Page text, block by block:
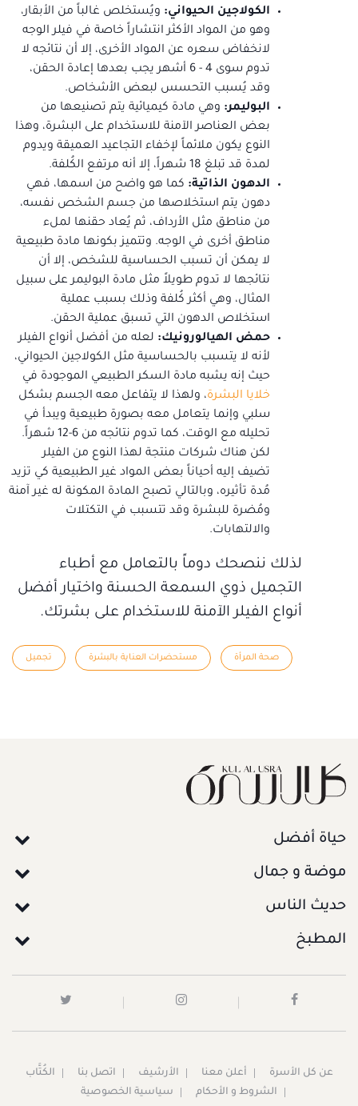
الكولاجين الحيواني: ويُستخلص غالباً من الأبقار،
وهو من المواد الأكثر انتشاراً خاصة في فيلر الوجه
لانخفاض سعره عن المواد الأخرى، إلا أن نتائجه لا
تدوم سوى 4 - 6 أشهر يجب بعدها إعادة الحقن،
وقد يُسبب التحسس لبعض الأشخاص.
البوليمر: وهي مادة كيميائية يتم تصنيعها من
بعض العناصر الآمنة للاستخدام على البشرة، وهذا
النوع يكون ملائماً لإخفاء التجاعيد العميقة ويدوم
لمدة قد تبلغ 18 شهراً، إلا أنه مرتفع الكُلفة.
الدهون الذاتية: كما هو واضح من اسمها، فهي
دهون يتم استخلاصها من جسم الشخص نفسه،
من مناطق مثل الأرداف، ثم يُعاد حقنها لملء
مناطق أخرى في الوجه. وتتميز بكونها مادة طبيعية
لا يمكن أن تسبب الحساسية للشخص، إلا أن
نتائجها لا تدوم طويلاً مثل مادة البوليمر على سبيل
المثال، وهي أكثر كُلفة وذلك بسبب عملية
استخلاص الدهون التي تسبق عملية الحقن.
حمض الهيالورونيك: لعله من أفضل أنواع الفيلر
لأنه لا يتسبب بالحساسية مثل الكولاجين الحيواني،
حيث إنه يشبه مادة السكر الطبيعي الموجودة في
خلايا البشرة، ولهذا لا يتفاعل معه الجسم بشكل
سلبي وإنما يتعامل معه بصورة طبيعية ويبدأ في
تحليله مع الوقت، كما تدوم نتائجه من 6-12 شهراً.
لكن هناك شركات منتجة لهذا النوع من الفيلر
تضيف إليه أحياناً بعض المواد غير الطبيعية كي تزيد
مُدة تأثيره، وبالتالي تصبح المادة المكونة له غير آمنة
ومُضرة للبشرة وقد تتسبب في التكتلات
والالتهابات.
لذلك ننصحك دوماً بالتعامل مع أطباء
التجميل ذوي السمعة الحسنة واختيار أفضل
أنواع الفيلر الآمنة للاستخدام على بشرتك.
صحة المرأة مستحضرات العناية بالبشرة تجميل
حياة أفضل
موضة و جمال
حديث الناس
المطبخ
عن كل الأسرة أعلن معنا الأرشيف اتصل بنا
الكُتَّاب
الشروط و الأحكام
سياسية الخصوصية